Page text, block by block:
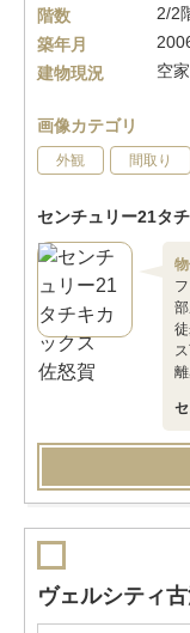
階数
2/2
築年月
建物現況
空家
画像カテゴリ
外観 間取り
センチュリー21タ
ヴェルシティ